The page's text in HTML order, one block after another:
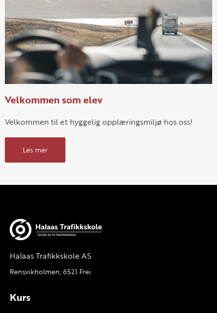
Velkommen som elev
Velkommen til et hyggelig opplæringsmiljø hos oss!
Les mer
Halaas Trafikkskole AS
Rensvikholmen, 6521 Frei
Kurs